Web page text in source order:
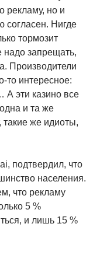
рекламу, но и
согласен. Нигде
тормозит
надо запрещать,
Производители
то интересное:
А эти казино все
и та же
такие же идиоты,
подтвердил, что
населения.
что рекламу
5 %
и лишь 15 %